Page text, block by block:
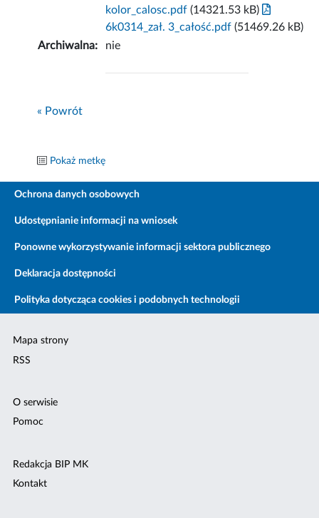
kolor_calosc.pdf (14321.53 kB)
6k0314_zał. 3_całość.pdf (51469.26 kB)
Archiwalna:
nie
« Powrót
Pokaż metkę
Ochrona danych osobowych
Udostępnianie informacji na wniosek
Ponowne wykorzystywanie informacji sektora publicznego
Deklaracja dostępności
Polityka dotycząca cookies i podobnych technologii
Mapa strony
RSS
O serwisie
Pomoc
Redakcja BIP MK
Kontakt